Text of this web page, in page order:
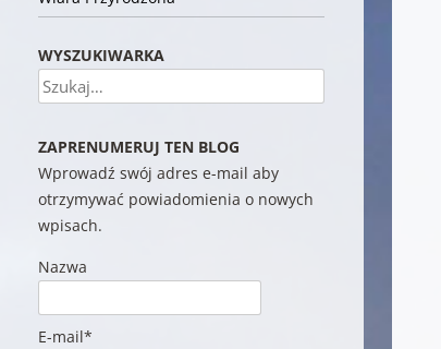
WYSZUKIWARKA
Szukaj
ZAPRENUMERUJ TEN BLOG
Wprowadź swój adres e-mail aby
otrzymywać powiadomienia o nowych
wpisach.
Nazwa
E-mail*